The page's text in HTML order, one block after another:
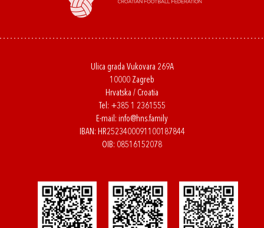
Ulica grada Vukovara 269A
10000 Zagreb
Hrvatska / Croatia
Tel: +385 1 2361555
E-mail: info@hns.family
IBAN: HR2523400091100187844
OIB: 08516152078